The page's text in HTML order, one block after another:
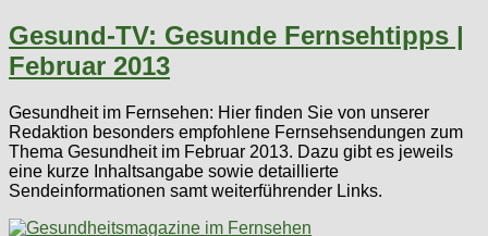
Gesund-TV: Gesunde Fernsehtipps |
Februar 2013
Gesundheit im Fernsehen: Hier finden Sie von unserer
Redaktion besonders empfohlene Fernsehsendungen zum
Thema Gesundheit im Februar 2013. Dazu gibt es jeweils
eine kurze Inhaltsangabe sowie detaillierte
Sendeinformationen samt weiterführender Links.